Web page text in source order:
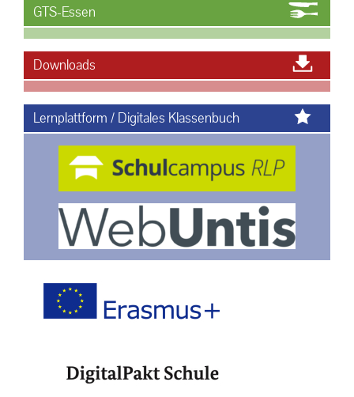
GTS-Essen
Downloads
Lernplattform / Digitales Klassenbuch